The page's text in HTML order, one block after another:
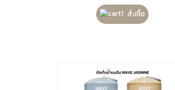
สั่งซื้อ